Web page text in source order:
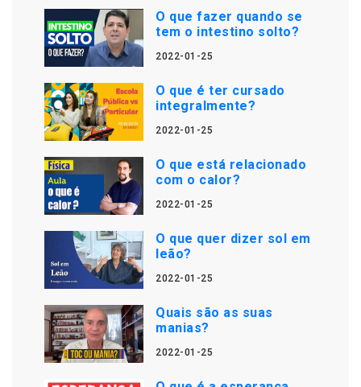
O que fazer quando se
tem o intestino solto?
2022-01-25
O que é ter cursado
integralmente?
2022-01-25
O que está relacionado
com o calor?
2022-01-25
O que quer dizer sol em
leão?
2022-01-25
Quais são as suas
manias?
2022-01-25